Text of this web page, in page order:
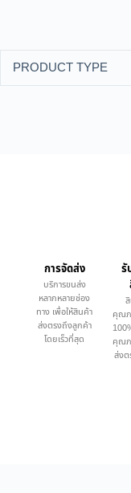
PRODUCT TYPE
การจัดส่ง
บริการขนส่ง
หลากหลายช่อง
ทาง เพื่อให้สินค้า
ส่งตรงถึงลูกค้า
โดยเร็วที่สุด
รั
คุณภ
คุณ
ส่ง